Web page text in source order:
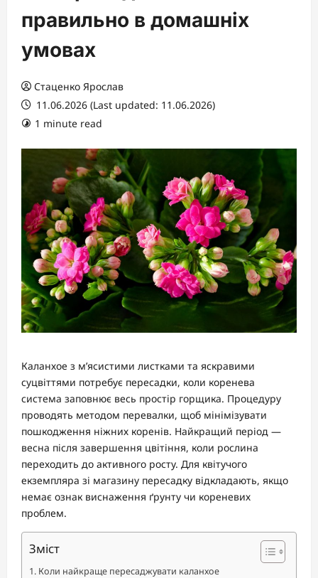
правильно в домашніх
умовах
Стаценко Ярослав
11.06.2026 (Last updated: 11.06.2026)
1 minute read
Каланхое з м’ясистими листками та яскравими
суцвіттями потребує пересадки, коли коренева
система заповнює весь простір горщика. Процедуру
проводять методом перевалки, щоб мінімізувати
пошкодження ніжних коренів. Найкращий період —
весна після завершення цвітіння, коли рослина
переходить до активного росту. Для квітучого
екземпляра зі магазину пересадку відкладають, якщо
немає ознак виснаження ґрунту чи кореневих
проблем.
Зміст
Коли найкраще пересаджувати каланхое